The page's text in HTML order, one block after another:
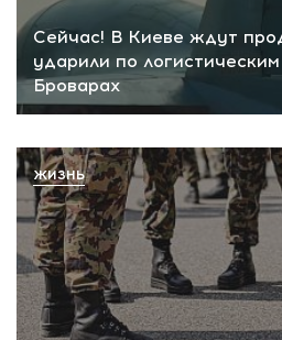
Сейчас! В Киеве ждут
ударили по
Броварах
ЖИЗНЬ